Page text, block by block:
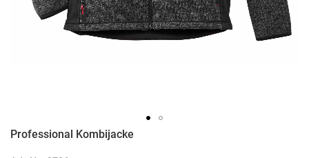
Professional Kombijacke
Zum